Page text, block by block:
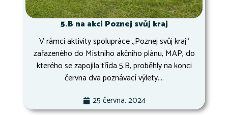
5.B na akci Poznej svůj kraj
V rámci aktivity spolupráce ,,Poznej svůj kraj“
zařazeného do Místního akčního plánu, MAP, do
kterého se zapojila třída 5.B, proběhly na konci
června dva poznávací výlety....
25 června, 2024